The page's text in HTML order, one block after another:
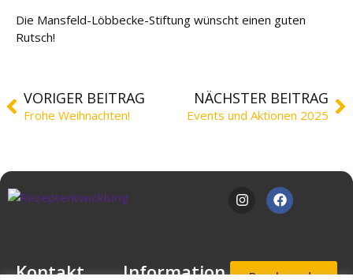
Kont
Die Mansfeld-Löbbecke-Stiftung wünscht einen guten
Rutsch!
VORIGER BEITRAG
Frohe Weihnachten!
NÄCHSTER BEITRAG
Events und Aktionen 2025
Kontakt Information Beschwerde